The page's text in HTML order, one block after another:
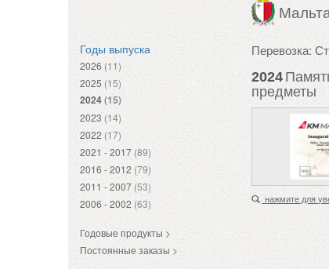
Годы выпуска
2026 (11)
2025 (15)
2024(15)
2023 (14)
2022 (17)
2021 - 2017 (89)
2016 - 2012 (79)
2011 - 2007 (53)
2006 - 2002 (63)
Годовые продукты >
Постоянные заказы >
Перевозка:
2024
предметы
нажмите для